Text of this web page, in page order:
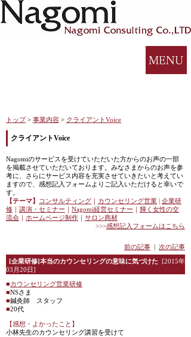
トップ > 事業内容 > クライアントVoice
クライアントVoice
Nagomiのサービスを受けていただいた方からのお声の一部
を掲載させていただいております。みなさまからのお声を参
考に、さらにサービス内容を充実させていきたいと考えてい
ますので、感想記入フォームよりご記入いただけると幸いで
す。
【テーマ】
コンサルティング カウンセリング営業
企業研
修
講演・セミナー Nagomi経営セミナー
輝く女性の交
流会
ホームページ制作
サロン商材
>>>感想記入フォームはこちら
前の記事 次の記事
[企業研修]本当のカウンセリングの意味に気づけた
[2015年
03月20日]
■カウンセリング営業研修
■NSさま
■鍼灸師 スタッフ
■20代
【感想・よかったこと】
小林先生のカウンセリング講習を受けて